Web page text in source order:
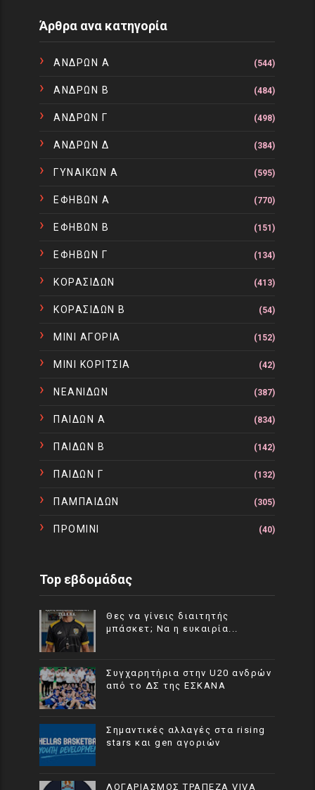
Άρθρα ανα κατηγορία
ΑΝΔΡΩΝ Α (544)
ΑΝΔΡΩΝ Β (484)
ΑΝΔΡΩΝ Γ (498)
ΑΝΔΡΩΝ Δ (384)
ΓΥΝΑΙΚΩΝ Α (595)
ΕΦΗΒΩΝ Α (770)
ΕΦΗΒΩΝ Β (151)
ΕΦΗΒΩΝ Γ (134)
ΚΟΡΑΣΙΔΩΝ (413)
ΚΟΡΑΣΙΔΩΝ Β (54)
ΜΙΝΙ ΑΓΟΡΙΑ (152)
ΜΙΝΙ ΚΟΡΙΤΣΙΑ (42)
ΝΕΑΝΙΔΩΝ (387)
ΠΑΙΔΩΝ Α (834)
ΠΑΙΔΩΝ Β (142)
ΠΑΙΔΩΝ Γ (132)
ΠΑΜΠΑΙΔΩΝ (305)
ΠΡΟΜΙΝΙ (40)
Top εβδομάδας
Θες να γίνεις διαιτητής
μπάσκετ; Να η ευκαιρία...
Συγχαρητήρια στην U20 ανδρών
από το ΔΣ της ΕΣΚΑΝΑ
Σημαντικές αλλαγές στα rising
stars και gen αγοριών
ΛΟΓΑΡΙΑΣΜΟΣ ΤΡΑΠΕΖΑ VIVA